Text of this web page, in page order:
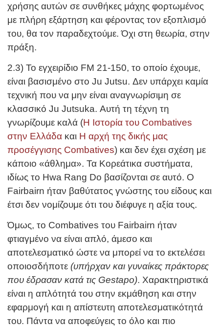
χρήσης αυτών σε συνθήκες μάχης φορτωμένος
με πλήρη εξάρτηση και φέροντας τον εξοπλισμό
του, θα τον παραδεχτούμε. Όχι στη θεωρία, στην
πράξη.
2.3) Το εγχειρίδιο FM 21-150, το οποίο έχουμε,
είναι βασισμένο στο Ju Jutsu. Δεν υπάρχει καμία
τεχνική που να μην είναι αναγνωρίσιμη σε
κλασσικό Ju Jutsuka. Αυτή τη τέχνη τη
γνωρίζουμε καλά (Η Ιστορία του Combatives
στην Ελλάδα και Η αρχή της δικής μας
προσέγγισης Combatives) και δεν έχει σχέση με
κάποιο «άθλημα». Τα Κορεάτικα συστήματα,
ιδίως το Hwa Rang Do βασίζονται σε αυτό. Ο
Fairbairn ήταν βαθύτατος γνώστης του είδους και
έτσι δεν νομίζουμε ότι του διέφυγε η αξία τους.
Όμως, το Combatives του Fairbairn ήταν
φτιαγμένο να είναι απλό, άμεσο και
αποτελεσματικό ώστε να μπορεί να το εκτελέσει
οποιοσδήποτε (υπήρχαν και γυναίκες πράκτορες
που έδρασαν κατά τις Gestapo). Χαρακτηριστικά
είναι η απλότητά του στην εκμάθηση και στην
εφαρμογή και η απίστευτη αποτελεσματικότητά
του. Πάντα να αποφεύγεις το όλο και πιο